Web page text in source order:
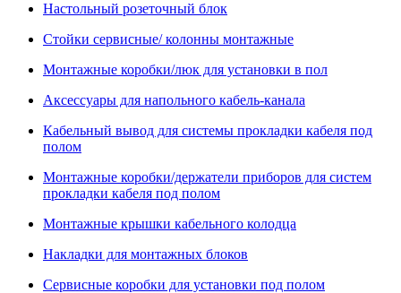
Настольный розеточный блок
Стойки сервисные/ колонны монтажные
Монтажные коробки/люк для установки в пол
Аксессуары для напольного кабель-канала
Кабельный вывод для системы прокладки кабеля под
полом
Монтажные коробки/держатели приборов для систем
прокладки кабеля под полом
Монтажные крышки кабельного колодца
Накладки для монтажных блоков
Сервисные коробки для установки под полом